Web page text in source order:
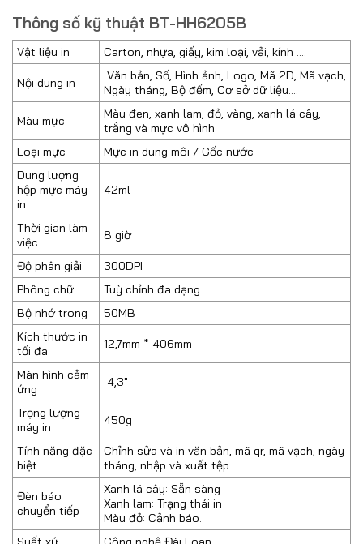
Thông số kỹ thuật BT-HH6205B
Vật liệu in Carton, nhựa, giấy, kim loại, vải, kính ….
Nội dung in
Văn bản, Số, Hình ảnh, Logo, Mã 2D, Mã vạch,
Ngày tháng, Bộ đếm, Cơ sở dữ liệu….
Màu mực
Màu đen, xanh lam, đỏ, vàng, xanh lá cây,
trắng và mực vô hình
Loại mực
Mực in dung môi / Gốc nước
Dung lượng
hộp mực máy
in
42ml
Thời gian làm
việc
8 giờ
Độ phân giải
300DPI
Phông chữ
Tuỳ chỉnh đa dạng
Bộ nhớ trong
50MB
Kích thước in
tối đa
12,7mm * 406mm
Màn hình cảm
ứng
4,3″
Trọng lượng
máy in
450g
Tính năng đặc
biệt
Chỉnh sửa và in văn bản, mã qr, mã vạch, ngày
tháng, nhập và xuất tệp…
Đèn báo
chuyển tiếp
Xanh lá cây: Sẵn sàng
Xanh lam: Trạng thái in
Màu đỏ: Cảnh báo.